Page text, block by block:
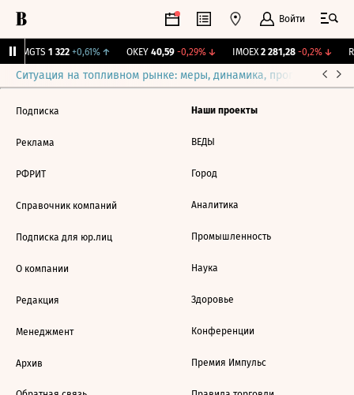
Войти
MGTS 1 322 +0,61%↑ OKEY 40,59 -0,29%↓ IMOEX 2 281,28 -0,2%↓
Ситуация на топливном рынке: меры, динамика, прогнозы
Подписка
Реклама
РФРИТ
Справочник компаний
Подписка для юр.лиц
О компании
Редакция
Менеджмент
Архив
Наши проекты
ВЕДЫ
Город
Аналитика
Промышленность
Наука
Здоровье
Конференции
Премия Импульс